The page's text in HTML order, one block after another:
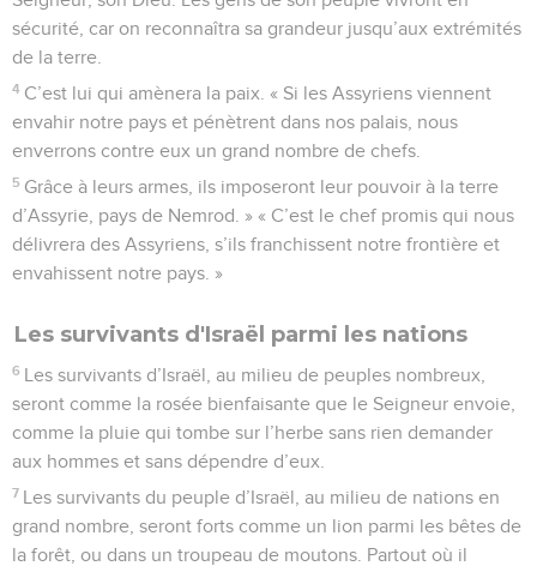
sécurité, car on reconnaîtra sa grandeur jusqu’aux extrémités
de la terre.
4 C’est lui qui amènera la paix. « Si les Assyriens viennent
envahir notre pays et pénètrent dans nos palais, nous
enverrons contre eux un grand nombre de chefs.
5 Grâce à leurs armes, ils imposeront leur pouvoir à la terre
d’Assyrie, pays de Nemrod. » « C’est le chef promis qui nous
délivrera des Assyriens, s’ils franchissent notre frontière et
envahissent notre pays. »
Les survivants d'Israël parmi les nations
6 Les survivants d’Israël, au milieu de peuples nombreux,
seront comme la rosée bienfaisante que le Seigneur envoie,
comme la pluie qui tombe sur l’herbe sans rien demander
aux hommes et sans dépendre d’eux.
7 Les survivants du peuple d’Israël, au milieu de nations en
grand nombre, seront forts comme un lion parmi les bêtes de
la forêt, ou dans un troupeau de moutons. Partout où il